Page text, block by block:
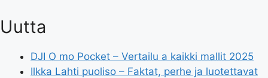
Uutta
DJI O mo Pocket – Vertailu a kaikki mallit 2025
Ilkka Lahti puoliso – Faktat, perhe ja luotettavat